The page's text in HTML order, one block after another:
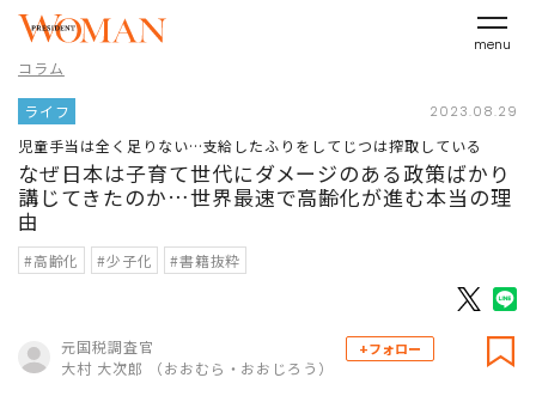
menu
コラム
ライフ 2023.08.29
児童手当は全く足りない…支給したふりをしてじつは搾取している
なぜ日本は子育て世代にダメージのある政策ばかり
講じてきたのか…世界最速で高齢化が進む本当の理
由
#高齢化 #少子化 #書籍抜粋
元国税調査官
大村 大次郎 （おおむら・おおじろう）
+フォロー